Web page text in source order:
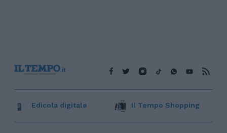
Edicola digitale Il Tempo Shopping